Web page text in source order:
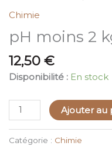
Chimie
pH moins 2
12,50 €
Disponibilité : En stock
moins
kg
Ajouter au
Catégorie : Chimie